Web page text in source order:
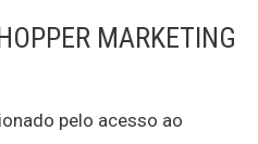
MARKETING
pelo acesso ao